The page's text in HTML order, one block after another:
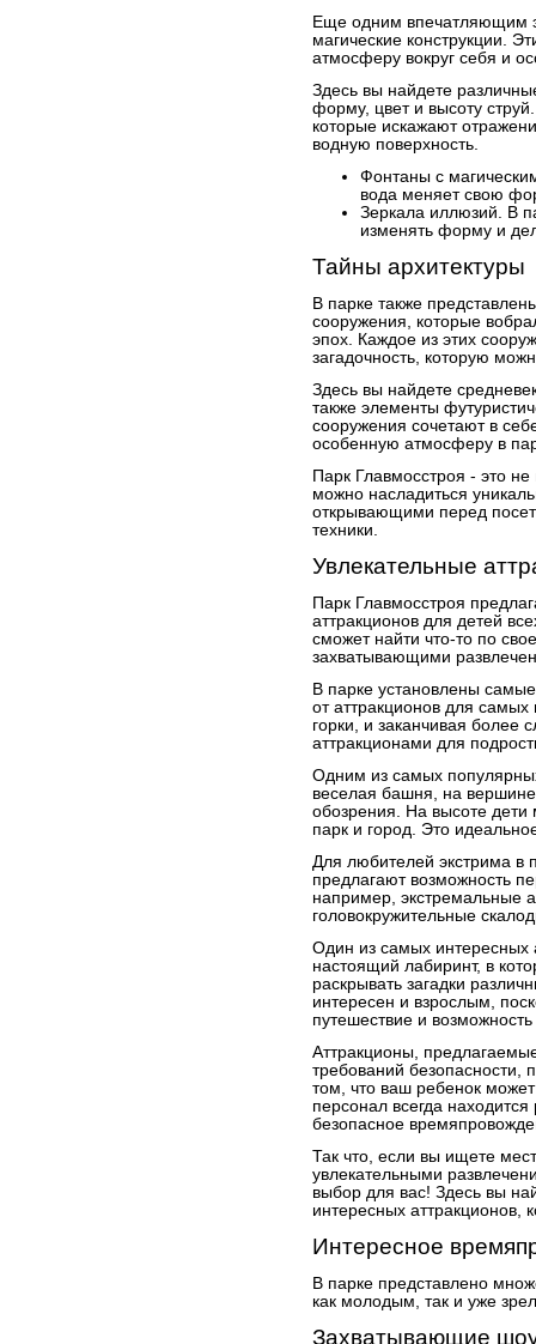
Еще одним впечатляющим
магические конструкции.
атмосферу вокруг себя и
Здесь вы найдете
форму, цвет и высоту
которые искажают
водную поверхность.
Фонтаны с
вода меняет свою
Зеркала иллюзий. В
изменять форму и
Тайны архитектуры
В парке также
сооружения, которые
эпох. Каждое из этих
загадочность, которую
Здесь вы найдете
также элементы
сооружения сочетают в
особенную атмосферу в
Парк Главмосстроя - это не
можно насладиться
открывающими перед
техники.
Увлекательные
Парк Главмосстроя
аттракционов для детей
сможет найти что-то по
захватывающими
В парке установлены
от аттракционов для самых
горки, и заканчивая
аттракционами для
Одним из самых
веселая башня, на
обозрения. На высоте дети
парк и город. Это
Для любителей экстрима в
предлагают возможность
например, экстремальные
головокружительные
Один из самых интересных
настоящий лабиринт, в
раскрывать загадки
интересен и взрослым,
путешествие и возможность
Аттракционы,
требований безопасности,
том, что ваш ребенок
персонал всегда
безопасное
Так что, если вы ищете
увлекательными
выбор для вас! Здесь вы
интересных аттракционов,
Интересное
В парке представлено
как молодым, так и уже
Захватывающие